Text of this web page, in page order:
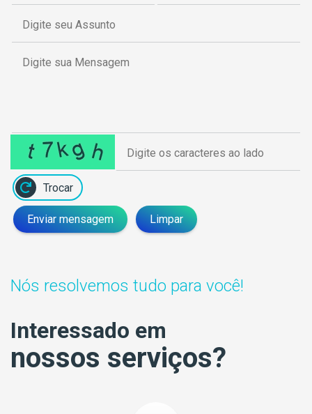
Trocar
Enviar mensagem Limpar
Nós resolvemos tudo para você!
Interessado em
nossos serviços?